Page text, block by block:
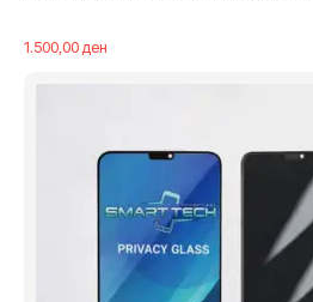
1.500,00ден